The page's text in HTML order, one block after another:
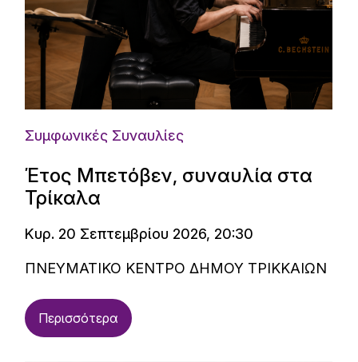
Συμφωνικές Συναυλίες
Έτος Μπετόβεν, συναυλία στα
Τρίκαλα
Κυρ. 20 Σεπτεμβρίου 2026, 20:30
ΠΝΕΥΜΑΤΙΚΟ ΚΕΝΤΡΟ ΔΗΜΟΥ ΤΡΙΚΚΑΙΩΝ
Περισσότερα